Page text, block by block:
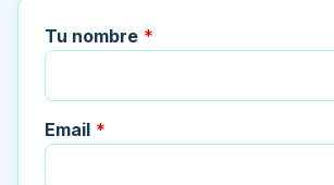
Tu nombre *
Email *